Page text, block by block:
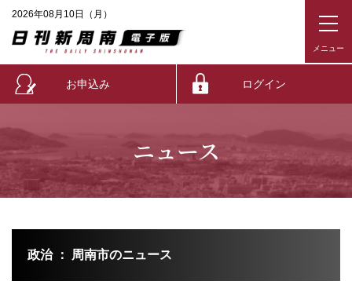
2026年08月10日（月）
お申込み ログイン
ニュース
政治 ： 周南市のニュース